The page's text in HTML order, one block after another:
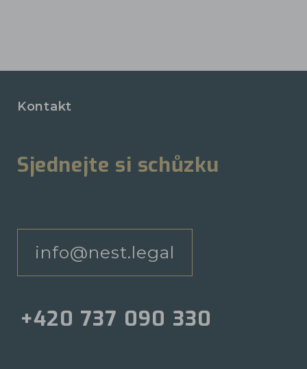
Kontakt
Sjednejte si schůzku
info@nest.legal
+420 737 090 330